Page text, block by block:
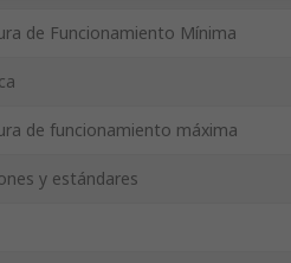
de Funcionamiento Mínima
de funcionamiento máxima
y estándares